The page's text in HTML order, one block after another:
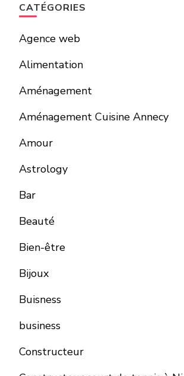
CATÉGORIES
Agence web
Alimentation
Aménagement
Aménagement Cuisine Annecy
Amour
Astrology
Bar
Beauté
Bien-être
Bijoux
Buisness
business
Constructeur